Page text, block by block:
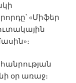
«Միֆեր
օր առաջ։